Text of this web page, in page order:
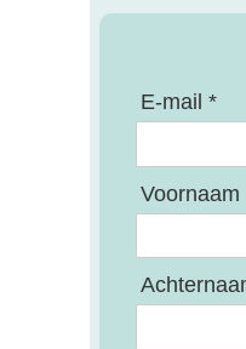
E-mail *
Voornaam